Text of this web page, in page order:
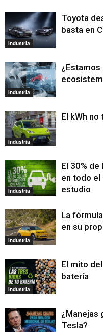
Industria
Toyota
basta en
Industria
Industria
El kWh
Industria
El 30%
en todo el
estudio
Industria
La
en su
Industria
El mito
batería
¿Manejas
Tesla?